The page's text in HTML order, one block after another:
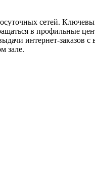
сетей.
в профильные
интернет-заказов с
зале.